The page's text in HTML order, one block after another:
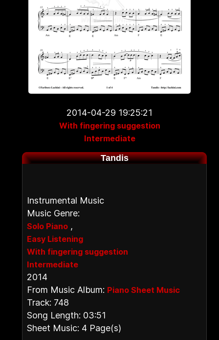
2014-04-29 19:25:21
With fingering suggestion
Intermediate
Tandis
Instrumental Music
Music Genre:
Solo Piano ,
Easy Listening
With fingering suggestion
Intermediate
2014
From Music Album: Piano Sheet Music
Track: 748
Song Length: 03:51
Sheet Music: 4 Page(s)